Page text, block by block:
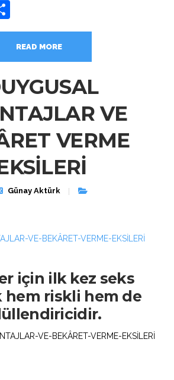
READ MORE
VE
VERME
Günay Aktürk
VE BEKÂRET VERME EKSİLERİ için
için ilk kez seks
hem riskli hem de